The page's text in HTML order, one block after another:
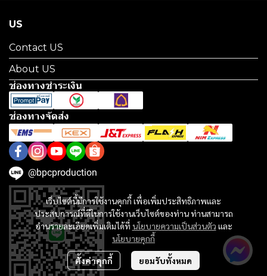
เว็บไซต์นี้มีการใช้งานคุกกี้ เพื่อเพิ่มประสิทธิภาพและ
ประสบการณ์ที่ดีในการใช้งานเว็บไซต์ของท่าน ท่านสามารถ
อ่านรายละเอียดเพิ่มเติมได้ที่ นโยบายความเป็นส่วนตัว และ
นโยบายคุกกี้
ตั้งค่าคุกกี้ ยอมรับทั้งหมด
US
Contact US
About US
ช่องทางชำระเงิน
ช่องทางจัดส่ง
@bpcproduction